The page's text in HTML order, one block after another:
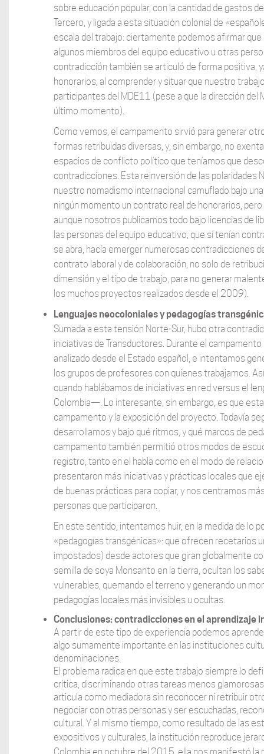
sobre educación popular, con la cantidad de gastos
Tercero, y ligada a esta situación colonial de
escala del trabajo: ciertamente podemos afirmar
algunos miembros del equipo educativo u otras
contradicción también se articuló de forma positiva,
honorarios, al comprender y situar que nuestro
participantes del MDE11 (pese a que la dirección del
último momento).
Como vemos, el campamento sirvió para generar
formas retribuidas diversas, y, sin embargo, no
espacios de conflicto político que teníamos que
contradicciones. Esta reinversión de las polaridades
nuestro nomadismo internacional camuflado bajo
ningún momento un contrato real de honorarios,
aunque nosotros publicamos todo bajo licencias de
las personas del equipo educativo, que sí tenían
se abra, hacía emerger numerosas contradicciones
contrato laboral y de colaboración, no solo de
dimensión y el tipo de trabajo, para no generar
los muchos proyectos realizados desde el 2009).
Lenguajes neocoloniales y pedagogías
Sumada a esta tensión Norte-Sur, hubo otra
iniciativas de Transductores. Durante el
analizado desde el Estado español, e intentamos
los grupos de profesores con quienes trabajamos.
cuando hablábamos de iniciativas en red versus el
Colombia—. Lo interesante, sin embargo, es que
campamento y la exposición del proyecto. Todavía
desarrollamos y bajo qué ritmos, y qué marcos de
campamento también permitió otros modos de
registro, tanto en el habla como en el modo de
presentaron más iniciativas y prácticas locales que
de buenas prácticas para copiar, y nos centramos
personas que participaron.
En este sentido, intentamos huir, en la medida de lo
«pedagogías transgénicas»: que ofrecen recetarios
impostados) desde actores que giran globalmente
semilla de soya Monsanto en la tierra, ocultan los
vulnerables, quemando el terreno y generando un
pedagogías locales más invisibles u ocultas.
Conclusiones: contradicciones en el aprendizaje
A partir de este tipo de experiencia podemos
algo sumamente importante en las instituciones
denominaciones.
El problema radica en que este trabajo siempre lo
crítica, discriminando otras tareas menos
articula como mediadora sin reconocer ni retribuir
negociar con otras personas y ser escuchadas,
cultural. Y al mismo tiempo, como resultado de las
expositivos y culturales, la institución reproduce